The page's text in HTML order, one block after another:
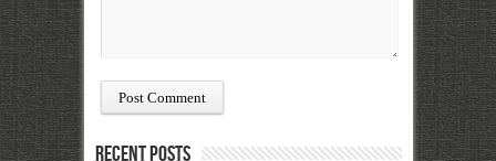
Recent Posts